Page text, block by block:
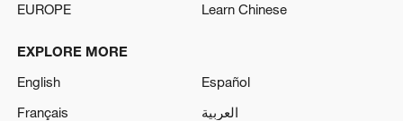
EUROPE
Learn Chinese
EXPLORE MORE
English
Español
Français
العربية